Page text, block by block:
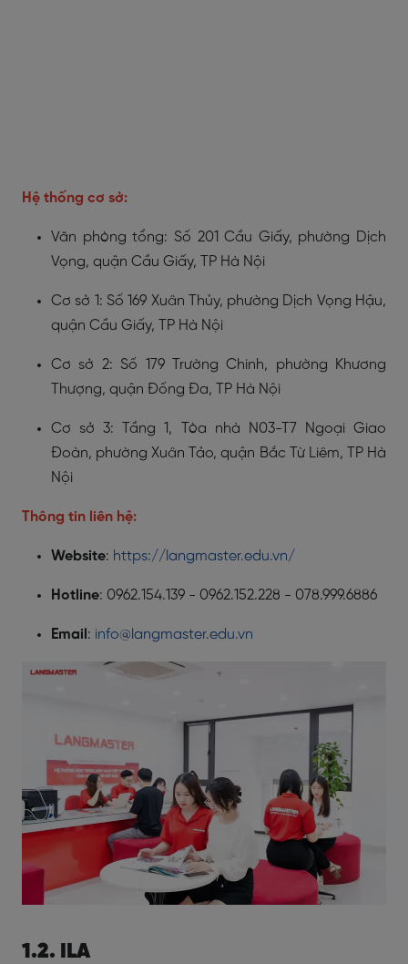
Hệ thống cơ sở:
Văn phòng tổng: Số 201 Cầu Giấy, phường Dịch
Vọng, quận Cầu Giấy, TP Hà Nội
Cơ sở 1: Số 169 Xuân Thủy, phường Dịch Vọng Hậu,
quận Cầu Giấy, TP Hà Nội
Cơ sở 2: Số 179 Trường Chinh, phường Khương
Thượng, quận Đống Đa, TP Hà Nội
Cơ sở 3: Tầng 1, Tòa nhà N03-T7 Ngoại Giao
Đoàn, phường Xuân Tảo, quận Bắc Từ Liêm, TP Hà
Nội
Thông tin liên hệ:
Website: https://langmaster.edu.vn/
Hotline: 0962.154.139 - 0962.152.228 - 078.999.6886
Email : info@langmaster.edu.vn
1.2. ILA